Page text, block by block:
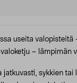
useita valopisteitä
– lämpimän
jatkuvasti, sykkien tai